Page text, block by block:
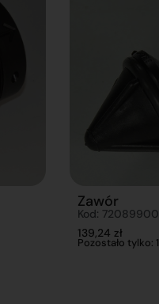
Zawór
Kod: 72089900
139,24 zł
Pozostało tylko: 1